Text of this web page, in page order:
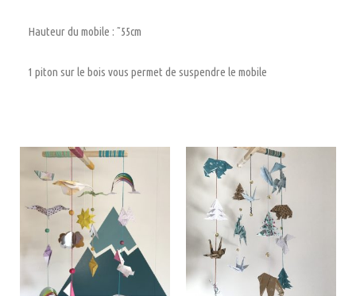
Hauteur du mobile : ˜55cm
1 piton sur le bois vous permet de suspendre le mobile